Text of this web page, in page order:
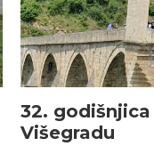
32.
Višegradu